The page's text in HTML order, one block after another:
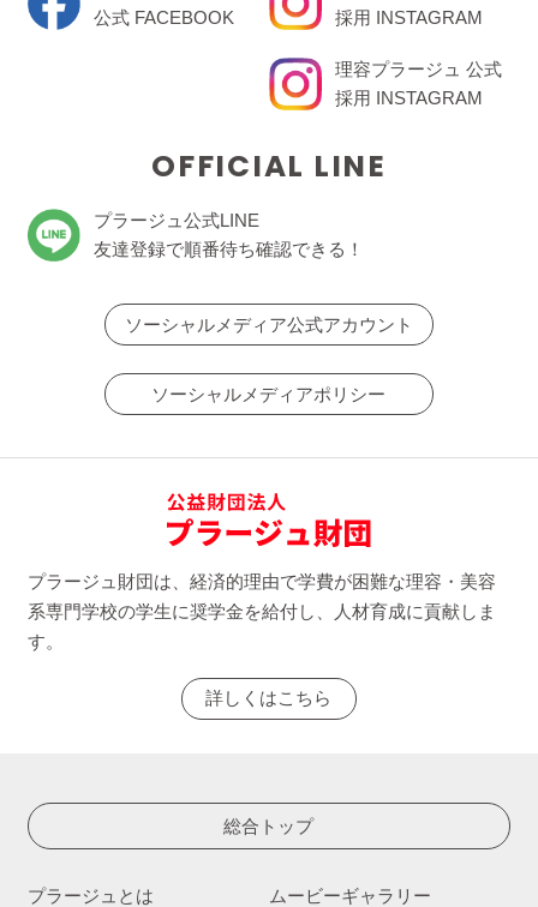
公式 FACEBOOK 採用 INSTAGRAM
理容プラージュ 公式
採用 INSTAGRAM
OFFICIAL LINE
プラージュ公式LINE
友達登録で順番待ち確認できる！
ソーシャルメディア公式アカウント
ソーシャルメディアポリシー
プラージュ財団は、経済的理由で学費が困難な理容・美容
系専門学校の学生に奨学金を給付し、人材育成に貢献しま
す。
詳しくはこちら
総合トップ
プラージュとは ムービーギャラリー